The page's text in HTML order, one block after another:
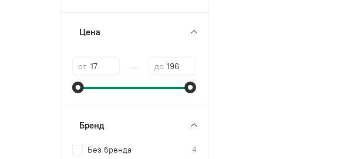
Цена
от до
Бренд
Без бренда 4